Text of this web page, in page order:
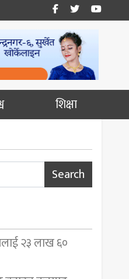
शिक्षा
२३ लाख ६०